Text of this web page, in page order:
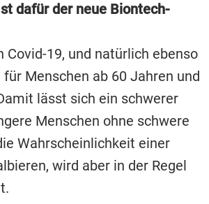
dafür der neue Biontech-
19, und natürlich ebenso
Menschen ab 60 Jahren und
lässt sich ein schwerer
Menschen ohne schwere
Wahrscheinlichkeit einer
wird aber in der Regel